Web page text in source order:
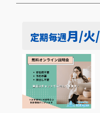
定期毎週月/火